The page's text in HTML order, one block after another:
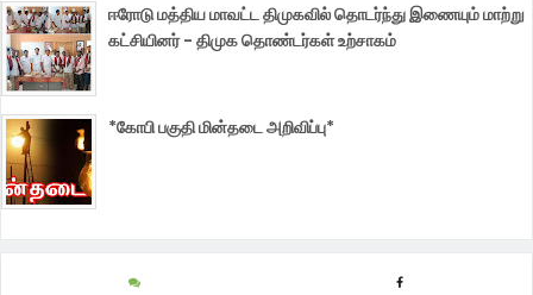
ஈரோடு மத்திய மாவட்ட திமுகவில் தொடர்ந்து இணையும் மாற்று
கட்சியினர் - திமுக தொண்டர்கள் உற்சாகம்
*கோபி பகுதி மின்தடை அறிவிப்பு*